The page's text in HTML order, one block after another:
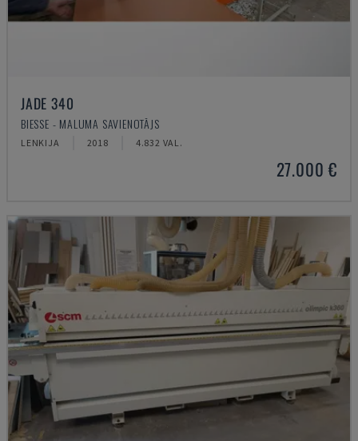
JADE 340
BIESSE - MALUMA SAVIENOTĀJS
LENKIJA 2018 4.832 VAL.
27.000 €